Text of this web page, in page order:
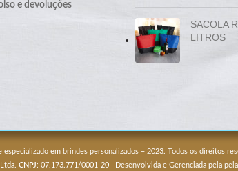
e devoluções
SACOLA
LITROS
especializado em brindes personalizados – 2023. Todos os direitos
CNPJ: 07.173.771/0001-20 | Desenvolvida e Gerenciada pela pela